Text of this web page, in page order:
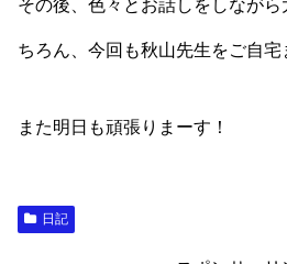
その後、色々とお話しをしなが
ちろん、今回も秋山先生をご自宅
また明日も頑張りまーす！
日記